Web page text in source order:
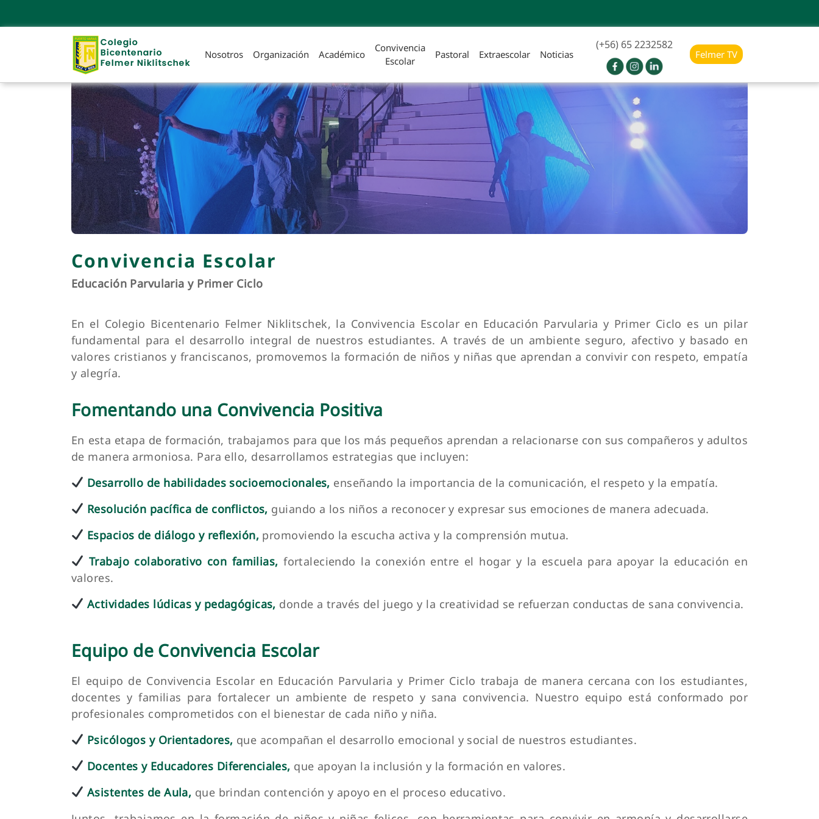
Nosotros Organización Académico
Convivencia
Escolar
Pastoral Extraescolar Noticias
(+56) 65 2232582
Felmer TV
Convivencia Escolar
Educación Parvularia y Primer Ciclo
En el Colegio Bicentenario Felmer Niklitschek, la Convivencia Escolar en Educación Parvularia y Primer Ciclo es un pilar
fundamental para el desarrollo integral de nuestros estudiantes. A través de un ambiente seguro, afectivo y basado en
valores cristianos y franciscanos, promovemos la formación de niños y niñas que aprendan a convivir con respeto, empatía
y alegría.
Fomentando una Convivencia Positiva
En esta etapa de formación, trabajamos para que los más pequeños aprendan a relacionarse con sus compañeros y adultos
de manera armoniosa. Para ello, desarrollamos estrategias que incluyen:
Desarrollo de habilidades socioemocionales, enseñando la importancia de la comunicación, el respeto y la empatía.
Resolución pacífica de conflictos, guiando a los niños a reconocer y expresar sus emociones de manera adecuada.
Espacios de diálogo y reflexión, promoviendo la escucha activa y la comprensión mutua.
Trabajo colaborativo con familias, fortaleciendo la conexión entre el hogar y la escuela para apoyar la educación en
valores.
Actividades lúdicas y pedagógicas, donde a través del juego y la creatividad se refuerzan conductas de sana convivencia.
Equipo de Convivencia Escolar
El equipo de Convivencia Escolar en Educación Parvularia y Primer Ciclo trabaja de manera cercana con los estudiantes,
docentes y familias para fortalecer un ambiente de respeto y sana convivencia. Nuestro equipo está conformado por
profesionales comprometidos con el bienestar de cada niño y niña.
Psicólogos y Orientadores, que acompañan el desarrollo emocional y social de nuestros estudiantes.
Docentes y Educadores Diferenciales, que apoyan la inclusión y la formación en valores.
Asistentes de Aula, que brindan contención y apoyo en el proceso educativo.